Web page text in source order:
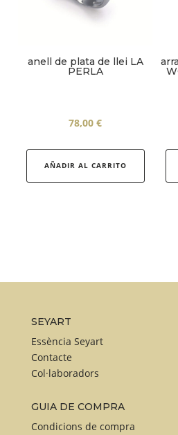
anell de plata de llei LA
PERLA
78,00€
AÑADIR AL CARRITO
poden
SEYART
Essència Seyart
Contacte
Col·laboradors
GUIA DE COMPRA
Condicions de compra